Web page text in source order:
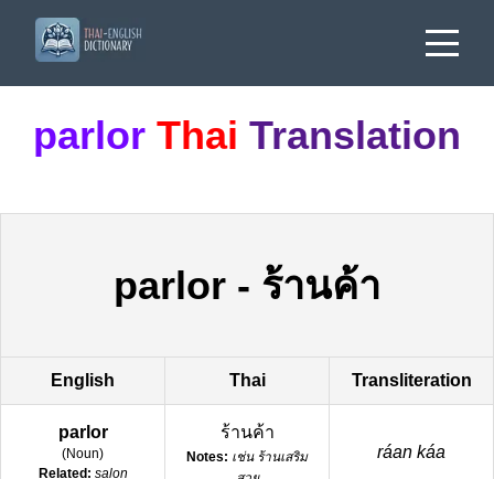
parlor Thai Translation
parlor - ร้านค้า
English Thai Transliteration
parlor
(Noun)
Related: salon
ร้านค้า
Notes: เช่น ร้านเสริม
ráan káa